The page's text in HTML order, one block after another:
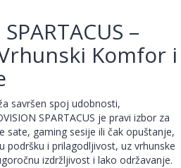
–
Komfor i
savršen spoj udobnosti,
SPARTACUS je pravi izbor za
sate, gaming sesije ili čak opuštanje,
podršku i prilagodljivost, uz vrhunske
izdržljivost i lako održavanje.